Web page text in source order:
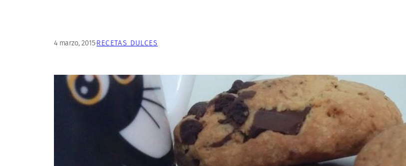
4 marzo, 2015·RECETAS DULCES